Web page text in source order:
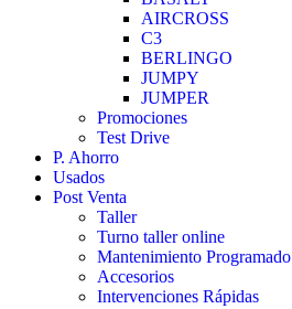
AIRCROSS
C3
BERLINGO
JUMPY
JUMPER
Promociones
Test Drive
P. Ahorro
Usados
Post Venta
Taller
Turno taller online
Mantenimiento Programado
Accesorios
Intervenciones Rápidas